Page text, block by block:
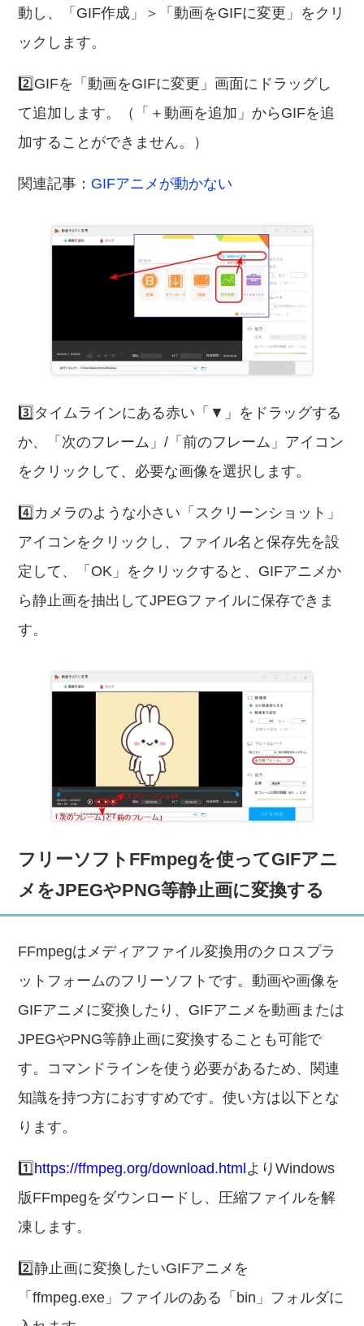
動し、「GIF作成」＞「動画をGIFに変更」をクリ
ックします。
2️⃣GIFを「動画をGIFに変更」画面にドラッグし
て追加します。（「＋動画を追加」からGIFを追
加することができません。）
関連記事： GIFアニメが動かない
3️⃣タイムラインにある赤い「▼」をドラッグする
か、「次のフレーム」/「前のフレーム」アイコン
をクリックして、必要な画像を選択します。
4️⃣カメラのような小さい「スクリーンショット」
アイコンをクリックし、ファイル名と保存先を設
定して、「OK」をクリックすると、GIFアニメか
ら静止画を抽出してJPEGファイルに保存できま
す。
フリーソフトFFmpegを使ってGIFアニ
メをJPEGやPNG等静止画に変換する
FFmpegはメディアファイル変換用のクロスプラ
ットフォームのフリーソフトです。動画や画像を
GIFアニメに変換したり、GIFアニメを動画または
JPEGやPNG等静止画に変換することも可能で
す。コマンドラインを使う必要があるため、関連
知識を持つ方におすすめです。使い方は以下とな
ります。
1️⃣ https://ffmpeg.org/download.html よりWindows
版FFmpegをダウンロードし、圧縮ファイルを解
凍します。
2️⃣静止画に変換したいGIFアニメを
「ffmpeg.exe」ファイルのある「bin」フォルダに